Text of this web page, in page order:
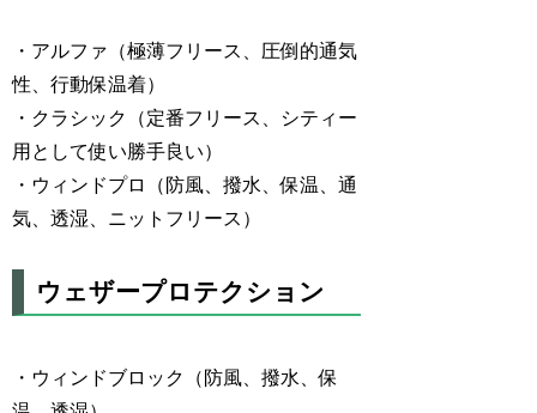
・アルファ（極薄フリース、圧倒的通気
性、行動保温着）
・クラシック（定番フリース、シティー
用として使い勝手良い）
・ウィンドプロ（防風、撥水、保温、通
気、透湿、ニットフリース）
ウェザープロテクション
・ウィンドブロック（防風、撥水、保